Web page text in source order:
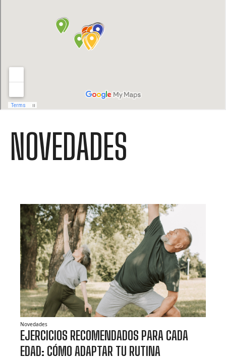
NOVEDADES
Novedades
EJERCICIOS RECOMENDADOS PARA CADA
EDAD: CÓMO ADAPTAR TU RUTINA